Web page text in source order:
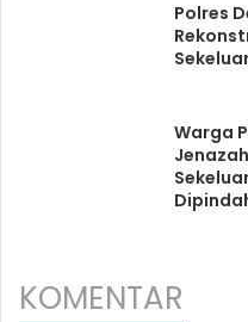
Polres
Warga
KOMENTAR